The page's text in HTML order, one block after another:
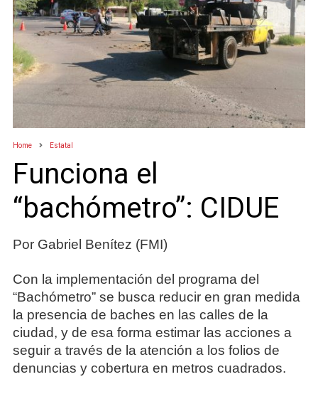
Home Estatal
Funciona el
“bachómetro”: CIDUE
Por Gabriel Benítez (FMI)
Con la implementación del programa del
“Bachómetro” se busca reducir en gran medida
la presencia de baches en las calles de la
ciudad, y de esa forma estimar las acciones a
seguir a través de la atención a los folios de
denuncias y cobertura en metros cuadrados.